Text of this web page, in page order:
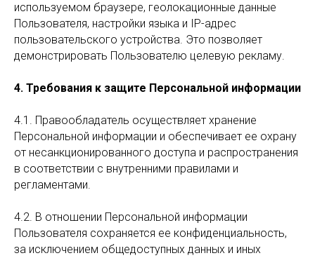
используемом браузере, геолокационные данные
Пользователя, настройки языка и IP-адрес
пользовательского устройства. Это позволяет
демонстрировать Пользователю целевую рекламу.
4. Требования к защите Персональной информации
4.1. Правообладатель осуществляет хранение
Персональной информации и обеспечивает ее охрану
от несанкционированного доступа и распространения
в соответствии с внутренними правилами и
регламентами.
4.2. В отношении Персональной информации
Пользователя сохраняется ее конфиденциальность,
за исключением общедоступных данных и иных